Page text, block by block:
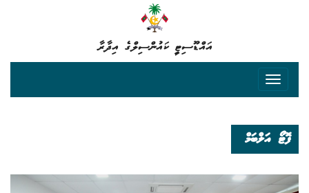
އައްޑޫސިޓީ ކައުންސިލްގެ އިދާރާ
ފޮޓޯ އަލްބަމް